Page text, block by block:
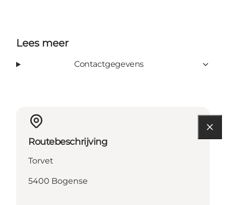
Lees meer
Contactgegevens
Routebeschrijving
Torvet
5400 Bogense